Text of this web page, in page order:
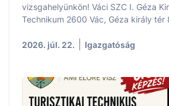
vizsgahelyünkön! Váci SZC I. Géza
Technikum 2600 Vác, Géza király
2026. júl. 22. Igazgatóság